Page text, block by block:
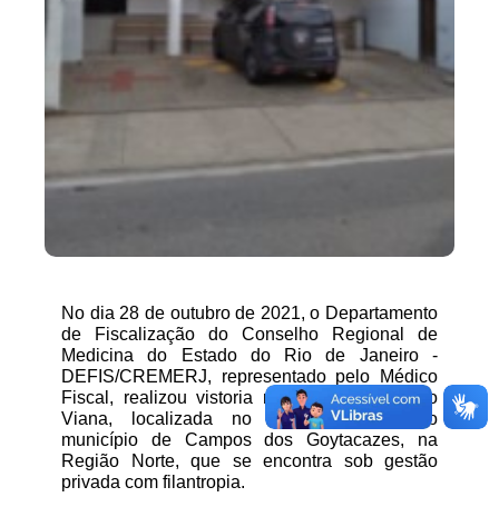
No dia 28 de outubro de 2021, o Departamento
de Fiscalização do Conselho Regional de
Medicina do Estado do Rio de Janeiro -
DEFIS/CREMERJ, representado pelo Médico
Fiscal, realizou vistoria no Hospital Dr. João
Viana, localizada no bairro Pelinca, no
município de Campos dos Goytacazes, na
Região Norte, que se encontra sob gestão
privada com filantropia.